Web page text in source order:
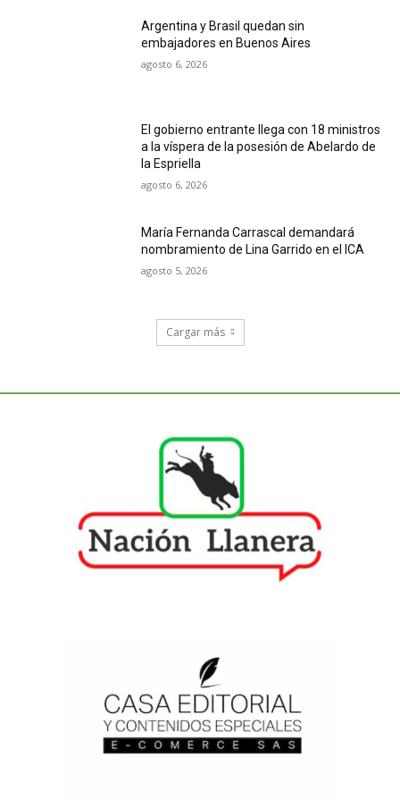
Argentina y Brasil quedan sin
embajadores en Buenos Aires
agosto 6, 2026
El gobierno entrante llega con 18 ministros
a la víspera de la posesión de Abelardo de
la Espriella
agosto 6, 2026
María Fernanda Carrascal demandará
nombramiento de Lina Garrido en el ICA
agosto 5, 2026
Cargar más